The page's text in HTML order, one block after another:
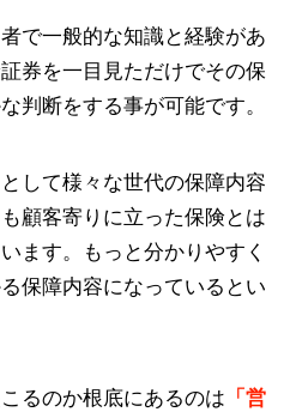
で一般的な知識と経験があ
券を一目見ただけでその保
判断をする事が可能です。
して様々な世代の保障内容
顧客寄りに立った保険とは
ます。もっと分かりやすく
保障内容になっているとい
るのか根底にあるのは 「営